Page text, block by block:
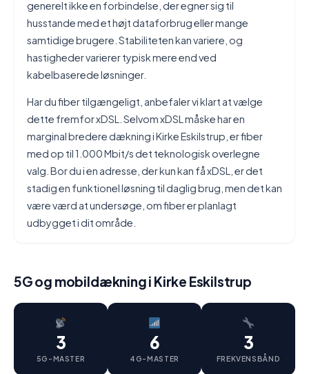
generelt ikke en forbindelse, der egner sig til
husstande med et højt dataforbrug eller mange
samtidige brugere. Stabiliteten kan variere, og
hastigheder varierer typisk mere end ved
kabelbaserede løsninger.
Har du fiber tilgængeligt, anbefaler vi klart at vælge
dette fremfor xDSL. Selvom xDSL måske har en
marginal bredere dækning i Kirke Eskilstrup, er fiber
med op til 1.000 Mbit/s det teknologisk overlegne
valg. Bor du i en adresse, der kun kan få xDSL, er det
stadig en funktionel løsning til daglig brug, men det kan
være værd at undersøge, om fiber er planlagt
udbygget i dit område.
5G og mobildækning i Kirke Eskilstrup
3
5G-MASTER
6
4G-MASTER
3
FREKVENSBÅND